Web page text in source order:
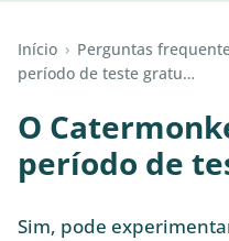
Início › Perguntas
período de teste gratu…
O
período de
Sim, pode